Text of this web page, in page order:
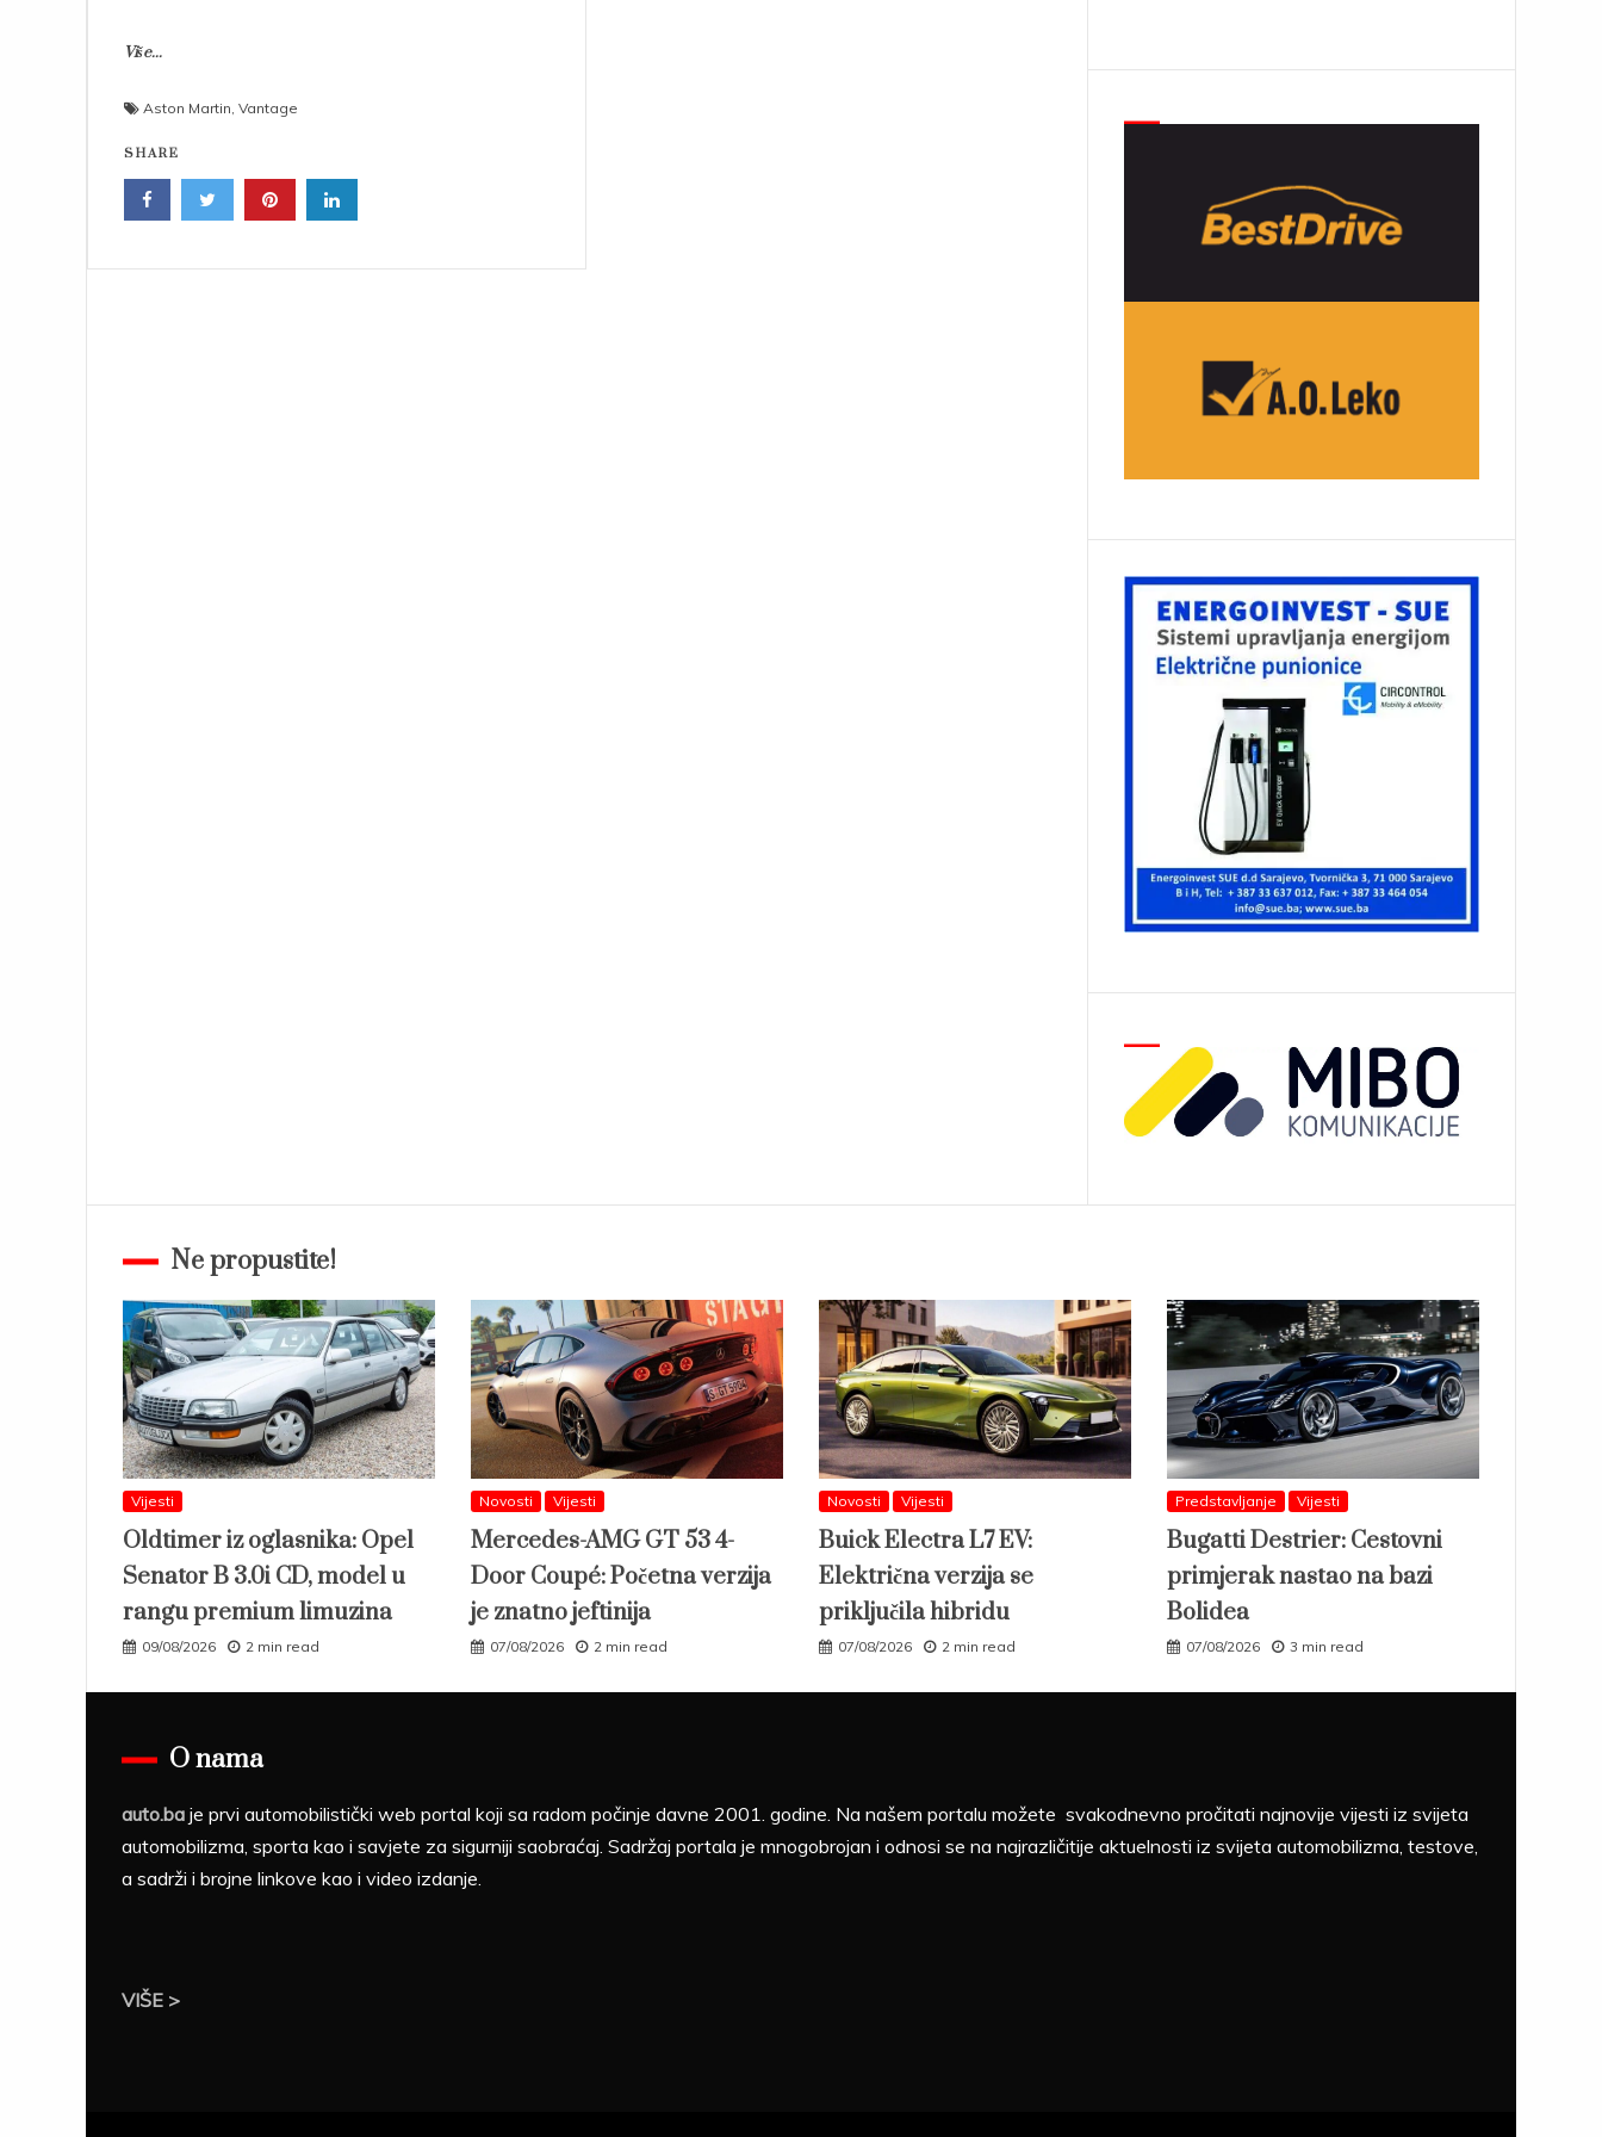
Više...
Aston Martin, Vantage
SHARE
Ne propustite!
Vijesti
Oldtimer iz oglasnika: Opel
Senator B 3.0i CD, model u
rangu premium limuzina
09/08/2026 2 min read
Novosti Vijesti
Mercedes-AMG GT 53 4-
Door Coupé: Početna verzija
je znatno jeftinija
07/08/2026 2 min read
Novosti Vijesti
Buick Electra L7 EV:
Električna verzija se
priključila hibridu
07/08/2026 2 min read
Predstavljanje Vijesti
Bugatti Destrier: Cestovni
primjerak nastao na bazi
Bolidea
07/08/2026 3 min read
O nama
auto.ba je prvi automobilistički web portal koji sa radom počinje davne 2001. godine. Na našem portalu možete svakodnevno pročitati najnovije vijesti iz svijeta
automobilizma, sporta kao i savjete za sigurniji saobraćaj. Sadržaj portala je mnogobrojan i odnosi se na najrazličitije aktuelnosti iz svijeta automobilizma, testove,
a sadrži i brojne linkove kao i video izdanje.
VIŠE >